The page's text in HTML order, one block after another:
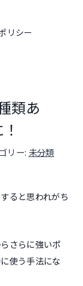
リシー
類あ
リー: 未分類
ると思われがち
さらに強いポ
使う手法にな